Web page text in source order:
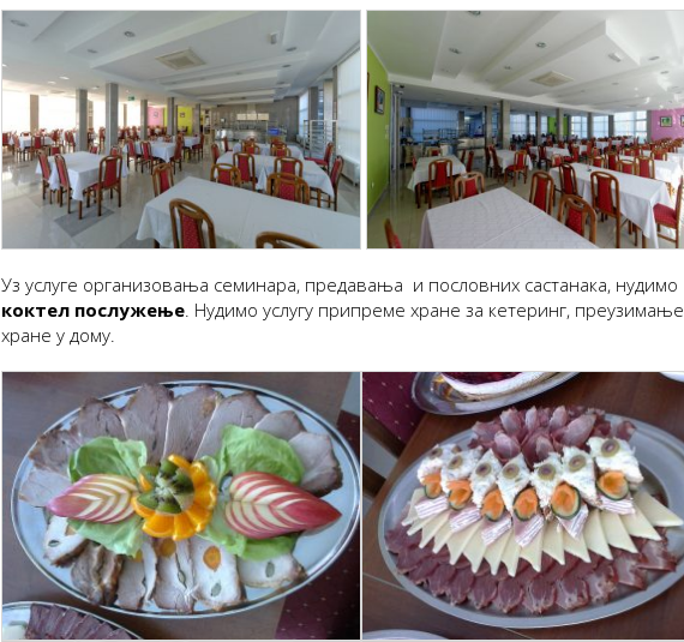
Уз услуге организовања семинара, предавања и пословних састанака, нудимо
коктел послужење . Нудимо услугу припреме хране за кетеринг, преузимање
хране у дому.